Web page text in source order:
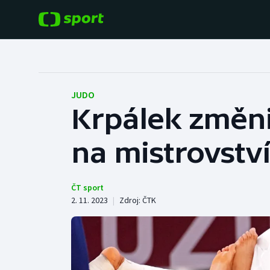
Hokej
Tenis
Cyklistika
Baseball a softbal
Basketbal
Boby a skeleton
Box
JUDO
Krpálek
na
ČT sport
2. 11. 2023 | Zdroj: ČTK